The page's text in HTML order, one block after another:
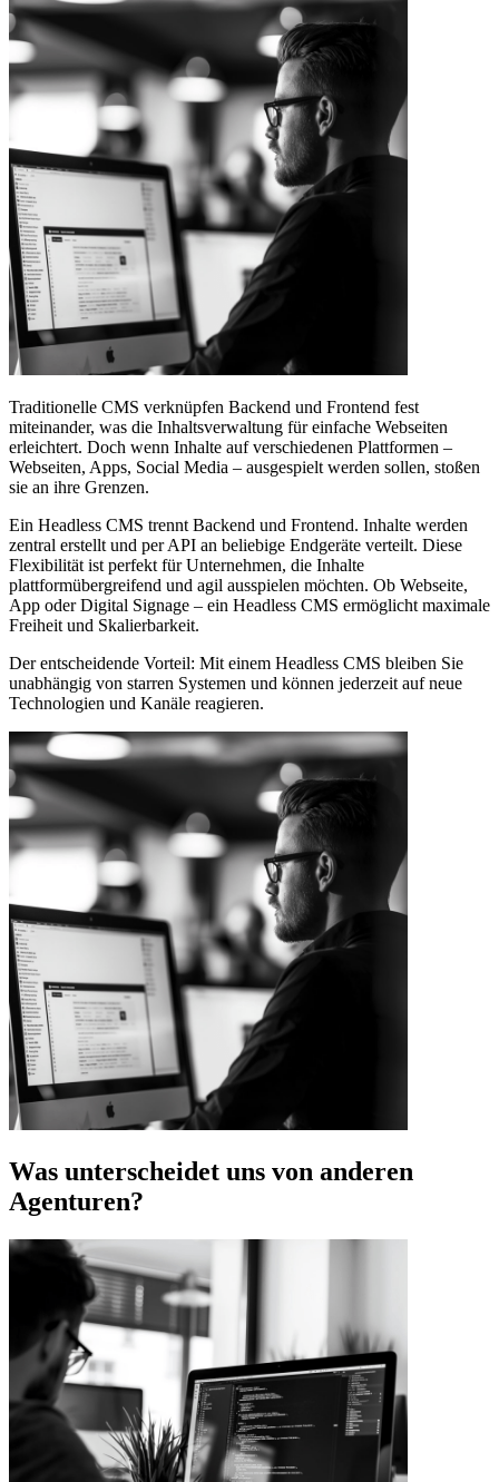
Traditionelle CMS verknüpfen Backend und Frontend fest
miteinander, was die Inhaltsverwaltung für einfache Webseiten
erleichtert. Doch wenn Inhalte auf verschiedenen Plattformen –
Webseiten, Apps, Social Media – ausgespielt werden sollen, stoßen
sie an ihre Grenzen.
Ein Headless CMS trennt Backend und Frontend. Inhalte werden
zentral erstellt und per API an beliebige Endgeräte verteilt. Diese
Flexibilität ist perfekt für Unternehmen, die Inhalte
plattformübergreifend und agil ausspielen möchten. Ob Webseite,
App oder Digital Signage – ein Headless CMS ermöglicht maximale
Freiheit und Skalierbarkeit.
Der entscheidende Vorteil: Mit einem Headless CMS bleiben Sie
unabhängig von starren Systemen und können jederzeit auf neue
Technologien und Kanäle reagieren.
Was unterscheidet uns von anderen
Agenturen?